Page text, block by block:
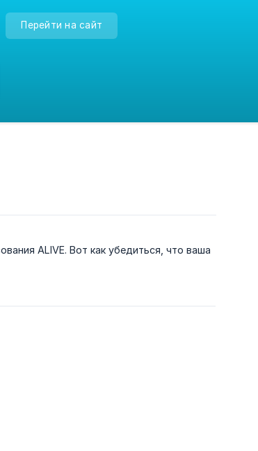
Перейти на сайт
ALIVE. Вот как убедиться, что ваша